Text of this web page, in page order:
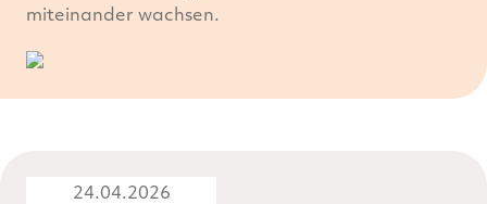
miteinander wachsen.
24.04.2026